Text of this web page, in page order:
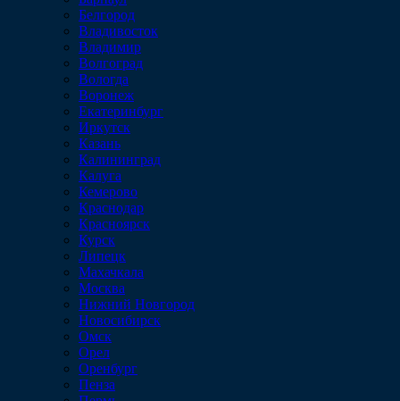
Белгород
Владивосток
Владимир
Волгоград
Вологда
Воронеж
Екатеринбург
Иркутск
Казань
Калининград
Калуга
Кемерово
Краснодар
Красноярск
Курск
Липецк
Махачкала
Москва
Нижний Новгород
Новосибирск
Омск
Орел
Оренбург
Пенза